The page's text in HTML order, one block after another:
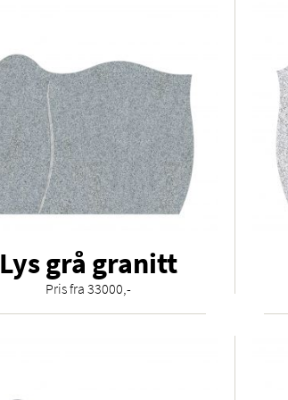
Lys grå granitt
Pris fra 33000,-